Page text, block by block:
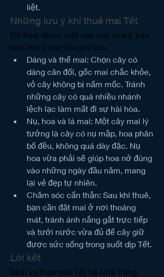
liệt.
Những lưu ý khi thuê mai Tết
Để thuê được một cây mai vừa ý, bạn
nên chú ý các tiêu chí sau:
Dáng và thế mai: Chọn cây có
dáng cân đối, gốc mai chắc khỏe,
vỏ cây không bị nấm mốc. Tránh
những cây có quá nhiều nhánh
lệch lạc làm mất đi sự hài hòa.
Nụ, hoa và lá mai: Một cây mai lý
tưởng là cây có nụ mập, hoa phân
bố đều, không quá dày đặc. Nụ
hoa vừa phải sẽ giúp hoa nở đúng
vào những ngày đầu năm, mang
lại vẻ đẹp tự nhiên.
Chăm sóc cẩn thận: Sau khi thuê,
bạn cần đặt mai ở nơi thoáng
mát, tránh ánh nắng gắt trực tiếp
và tưới nước vừa đủ để cây giữ
được sức sống trong suốt dịp Tết.
Lời kết
Dịch vụ thuê mai Tết tại Nha Trang,